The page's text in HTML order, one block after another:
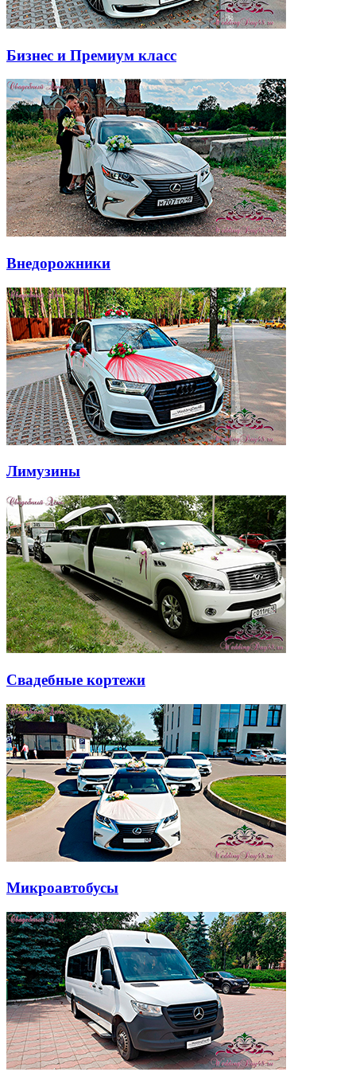
Бизнес и Премиум класс
Внедорожники
Лимузины
Свадебные кортежи
Микроавтобусы